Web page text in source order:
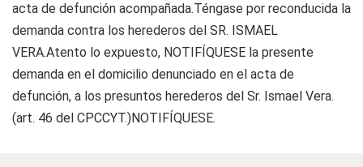
acta de defunción acompañada.Téngase por reconducida la
demanda contra los herederos del SR. ISMAEL
VERA.Atento lo expuesto, NOTIFÍQUESE la presente
demanda en el domicilio denunciado en el acta de
defunción, a los presuntos herederos del Sr. Ismael Vera.
(art. 46 del CPCCYT.)NOTIFÍQUESE.